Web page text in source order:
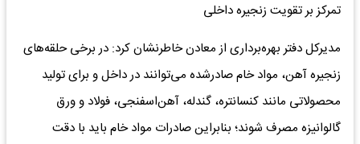
تمرکز بر تقویت زنجیره داخلی
مدیرکل دفتر بهره‌برداری از معادن خاطرنشان کرد: در برخی حلقه‌های
زنجیره آهن، مواد خام صادرشده می‌توانند در داخل و برای تولید
محصولاتی مانند کنسانتره، گندله، آهن‌اسفنجی، فولاد و ورق
گالوانیزه مصرف شوند؛ بنابراین صادرات مواد خام باید با دقت